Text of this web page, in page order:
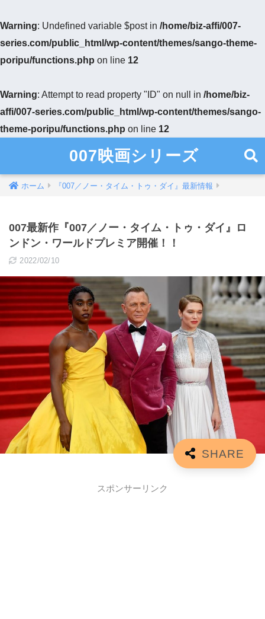
Warning: Undefined variable $post in /home/biz-affi/007-
series.com/public_html/wp-content/themes/sango-theme-
poripu/functions.php on line 12
Warning: Attempt to read property "ID" on null in /home/biz-
affi/007-series.com/public_html/wp-content/themes/sango-
theme-poripu/functions.php on line 12
007映画シリーズ
ホーム 『007／ノー・タイム・トゥ・ダイ』最新情報
007最新作『007／ノー・タイム・トゥ・ダイ』ロ
ンドン・ワールドプレミア開催！！
2022/02/10
スポンサーリンク